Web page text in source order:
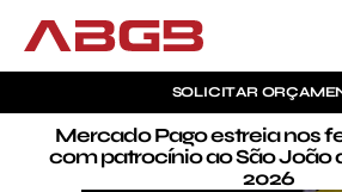
SOLICITAR
Mercado Pago estreia nos
com patrocínio ao São João
2026